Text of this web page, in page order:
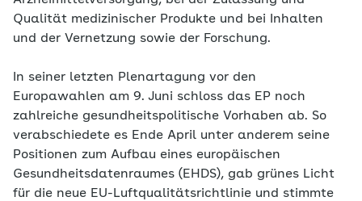
Qualität medizinischer Produkte und bei Inhalten
und der Vernetzung sowie der Forschung.
In seiner letzten Plenartagung vor den
Europawahlen am 9. Juni schloss das EP noch
zahlreiche gesundheitspolitische Vorhaben ab. So
verabschiedete es Ende April unter anderem seine
Positionen zum Aufbau eines europäischen
Gesundheitsdatenraumes (EHDS), gab grünes Licht
für die neue EU-Luftqualitätsrichtlinie und stimmte